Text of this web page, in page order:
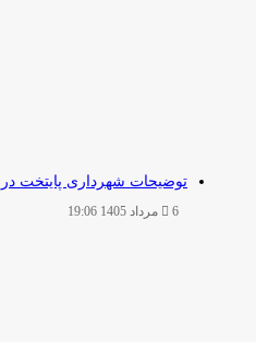
توضیحات شهرداری پایتخت
6 مرداد 1405 19:06